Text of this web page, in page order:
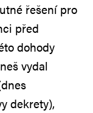
řešení pro
před
dohody
vydal
dekrety),